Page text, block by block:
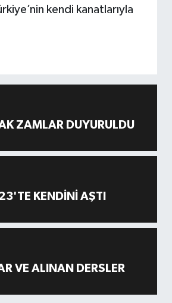
kendi kanatlarıyla
ZAMLAR DUYURULDU
KENDİNİ AŞTI
VE ALINAN DERSLER